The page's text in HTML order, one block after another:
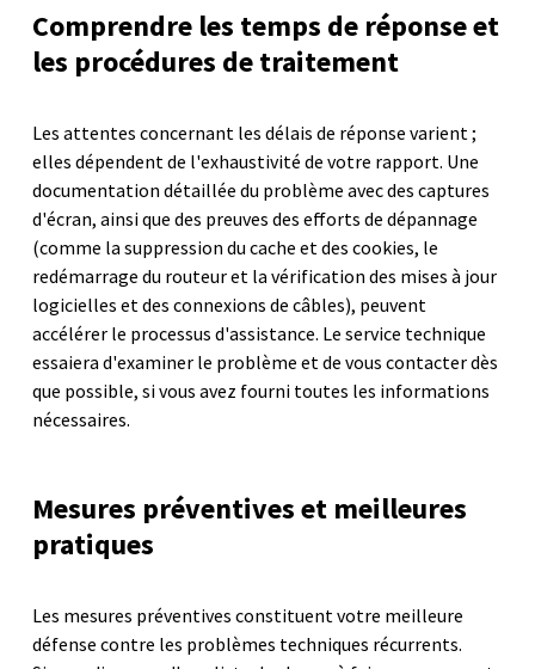
Comprendre les temps de réponse et
les procédures de traitement
Les attentes concernant les délais de réponse varient ;
elles dépendent de l'exhaustivité de votre rapport. Une
documentation détaillée du problème avec des captures
d'écran, ainsi que des preuves des efforts de dépannage
(comme la suppression du cache et des cookies, le
redémarrage du routeur et la vérification des mises à jour
logicielles et des connexions de câbles), peuvent
accélérer le processus d'assistance. Le service technique
essaiera d'examiner le problème et de vous contacter dès
que possible, si vous avez fourni toutes les informations
nécessaires.
Mesures préventives et meilleures
pratiques
Les mesures préventives constituent votre meilleure
défense contre les problèmes techniques récurrents.